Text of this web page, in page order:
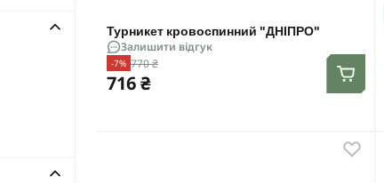
Турникет кровоспинний "ДНІПРО"
Залишити відгук
-7% 770 ₴
716 ₴